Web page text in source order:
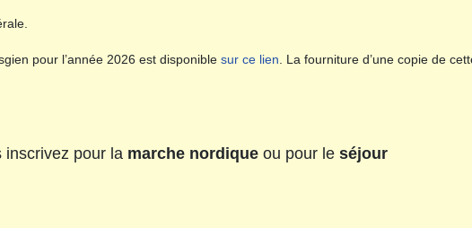
pour l’année 2026 est disponible sur ce lien . La fourniture d’une copie de
inscrivez pour la marche nordique ou pour le séjour